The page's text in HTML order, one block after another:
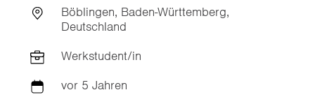
Böblingen, Baden-Württemberg,
Deutschland
Werkstudent/in
vor 5 Jahren